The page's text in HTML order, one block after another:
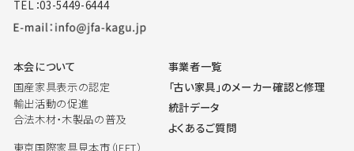
TEL：03-5449-6444
本会について
国産家具表示の認定
輸出活動の促進
合法木材・木製品の普及
東京国際家具見本市（IFFT）
事業者一覧
「古い家具」のメーカー確認と修理
統計データ
よくあるご質問